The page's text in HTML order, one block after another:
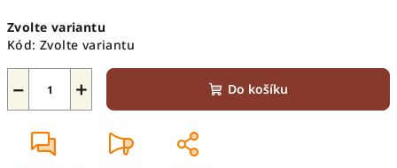
cena:
Zvolte variantu
Kód: Zvolte variantu
+
− Do košíku